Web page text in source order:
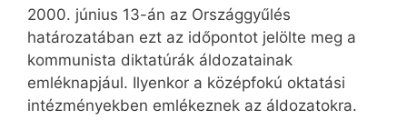
2000. június 13-án az Országgyűlés
határozatában ezt az időpontot jelölte meg a
kommunista diktatúrák áldozatainak
emléknapjául. Ilyenkor a középfokú oktatási
intézményekben emlékeznek az áldozatokra.